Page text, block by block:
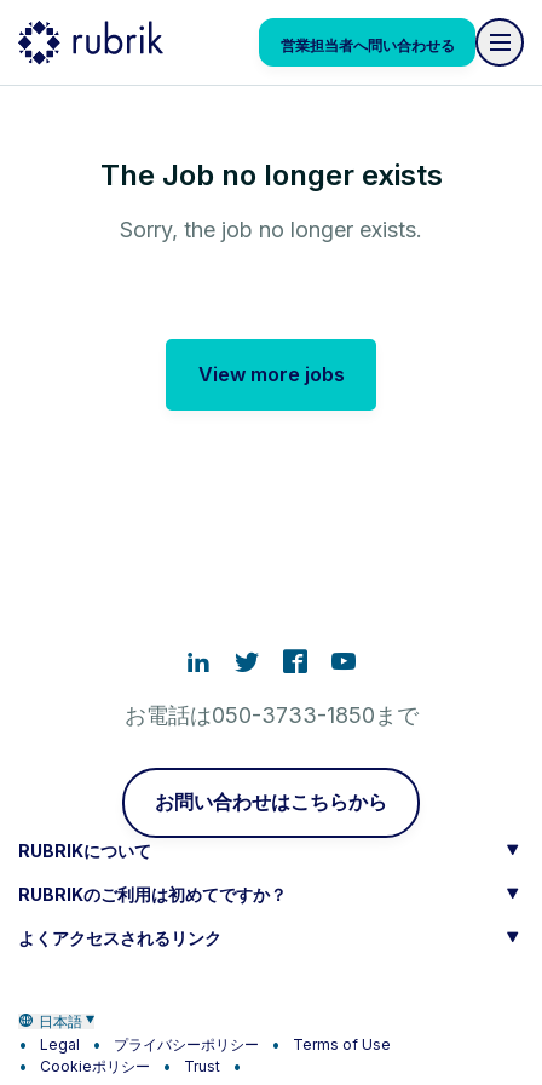
営業担当者へ問い合わせる
The Job no longer exists
Sorry, the job no longer exists.
View more jobs
お電話は050-3733-1850まで
お問い合わせはこちらから
RUBRIKについて
RUBRIKのご利用は初めてですか？
よくアクセスされるリンク
日本語
Legal プライバシーポリシー
Terms of Use
Cookieポリシー
Trust